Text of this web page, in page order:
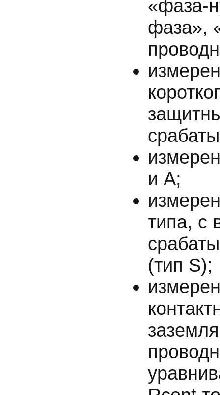
«фаза-
фаза»,
и А;
типа, с
(тип S);